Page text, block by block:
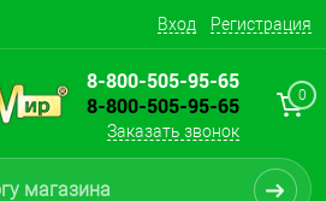
Вход Регистрация
8-800-505-95-65
8-800-505-95-65
Заказать звонок
0